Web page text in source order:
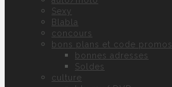
Sexy
Blabla
concours
bons plans et code promos
bonnes adresses
Soldes
culture